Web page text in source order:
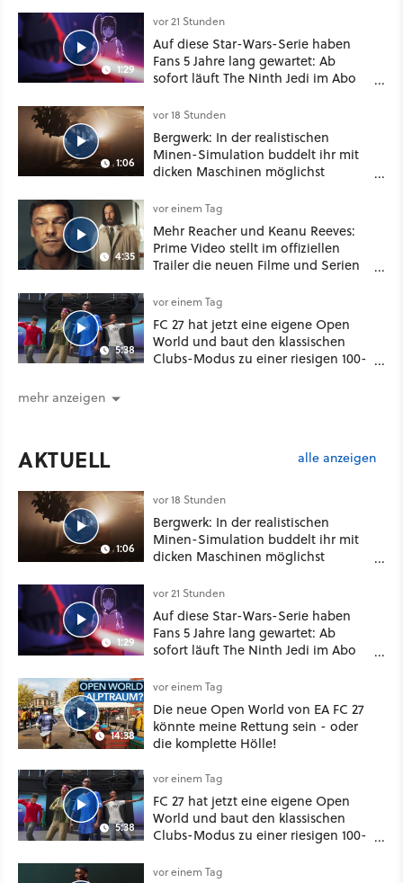
1:29
vor 21 Stunden
Auf diese Star-Wars-Serie haben
Fans 5 Jahre lang gewartet: Ab
sofort läuft The Ninth Jedi im Abo
1:06
vor 18 Stunden
Bergwerk: In der realistischen
Minen-Simulation buddelt ihr mit
dicken Maschinen möglichst
4:35
vor einem Tag
Mehr Reacher und Keanu Reeves:
Prime Video stellt im offiziellen
Trailer die neuen Filme und Serien
5:38
vor einem Tag
FC 27 hat jetzt eine eigene Open
World und baut den klassischen
Clubs-Modus zu einer riesigen 100-
mehr anzeigen
AKTUELL alle anzeigen
1:06
vor 18 Stunden
Bergwerk: In der realistischen
Minen-Simulation buddelt ihr mit
dicken Maschinen möglichst
1:29
vor 21 Stunden
Auf diese Star-Wars-Serie haben
Fans 5 Jahre lang gewartet: Ab
sofort läuft The Ninth Jedi im Abo
14:38
vor einem Tag
Die neue Open World von EA FC 27
könnte meine Rettung sein - oder
die komplette Hölle!
5:38
vor einem Tag
FC 27 hat jetzt eine eigene Open
World und baut den klassischen
Clubs-Modus zu einer riesigen 100-
vor einem Tag